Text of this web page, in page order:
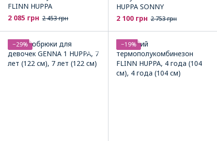
FLINN HUPPA
2 085 грн 2 453 грн
HUPPA SONNY
2 100 грн 2 753 грн
−29% −19%